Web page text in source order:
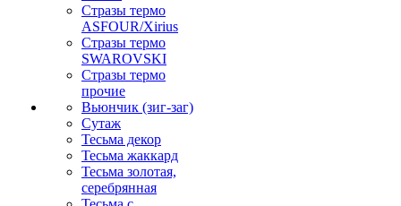
Стразы термо
ASFOUR/Xirius
Стразы термо
SWAROVSKI
Стразы термо
прочие
Вьюнчик (зиг-заг)
Сутаж
Тесьма декор
Тесьма жаккард
Тесьма золотая,
серебрянная